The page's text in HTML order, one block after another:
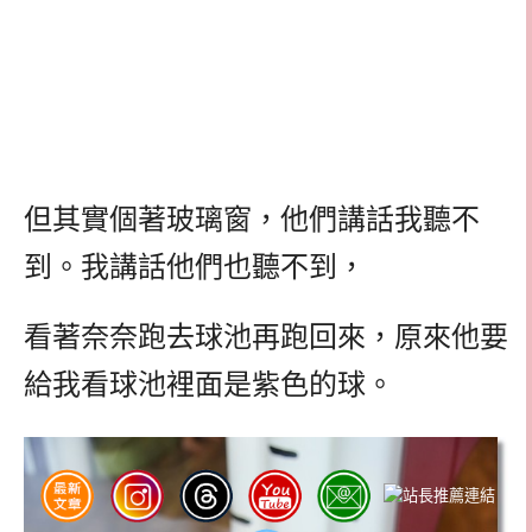
但其實個著玻璃窗，他們講話我聽不
到。我講話他們也聽不到，
看著奈奈跑去球池再跑回來，原來他要
給我看球池裡面是紫色的球。